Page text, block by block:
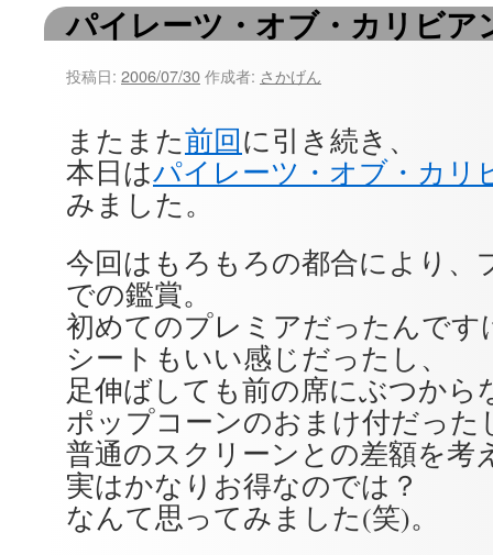
ツ
パイレーツ・オブ・カリビア
投稿日: 2006/07/30作成者: さかげん
またまた前回に引き続き、
本日はパイレーツ・オブ・カリ
みました。
今回はもろもろの都合により、
での鑑賞。
初めてのプレミアだったんです
シートもいい感じだったし、
足伸ばしても前の席にぶつから
ポップコーンのおまけ付だった
普通のスクリーンとの差額を考
実はかなりお得なのでは？
なんて思ってみました(笑)。